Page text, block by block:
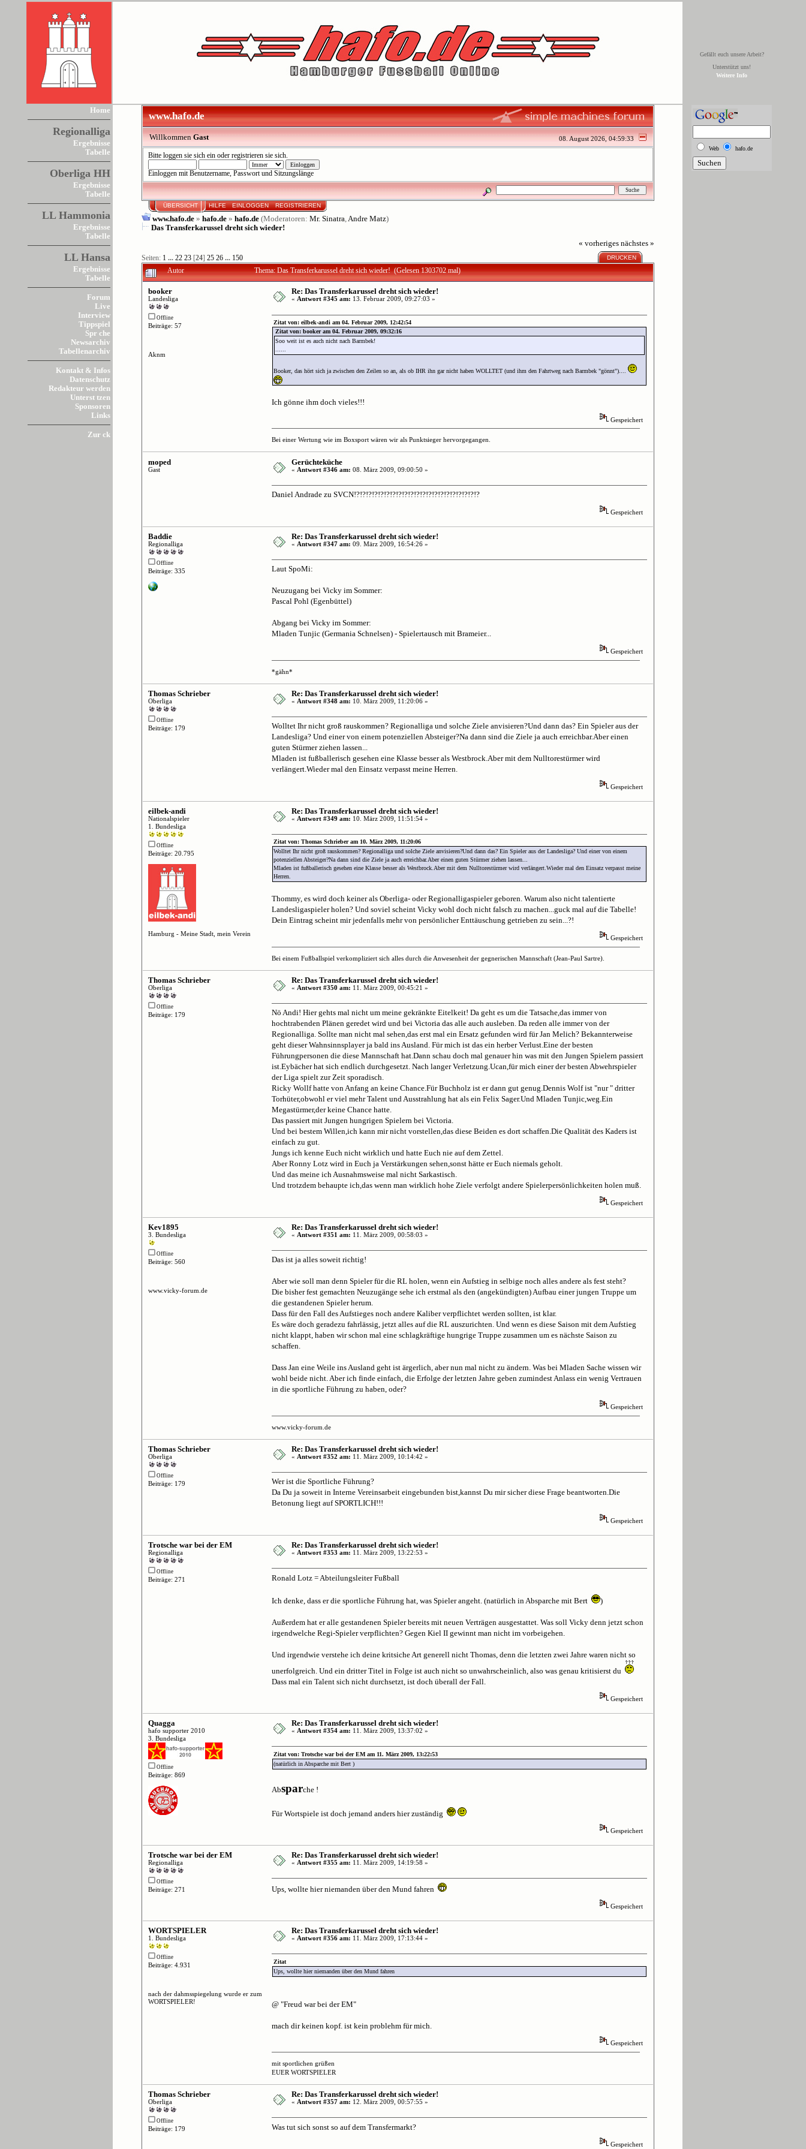
Gefällt euch unsere Arbeit?
Unterstützt uns!
Weitere Info
Home
Regionalliga
Ergebnisse
Tabelle
Oberliga HH
Ergebnisse
Tabelle
LL Hammonia
Ergebnisse
Tabelle
LL Hansa
Ergebnisse
Tabelle
Forum
Live
Interview
Tippspiel
Spr che
Newsarchiv
Tabellenarchiv
Kontakt & Infos
Datenschutz
Redakteur werden
Unterst tzen
Sponsoren
Links
Zur ck
www.hafo.de
08. August 2026, 04:59:33
WillkommenGast
Bitte loggen sie sich einoder registrieren sie sich.
Einloggen mit Benutzername, Passwort und Sitzungslänge
ÜBERSICHT HILFE EINLOGGEN REGISTRIEREN
www.hafo.de» hafo.de» hafo.de(Moderatoren: Mr. Sinatra,Andre Matz)
Das Transferkarussel dreht sich wieder!
« vorheriges nächstes »
Seiten: 1 ... 22 23[24] 25 26 ... 150 DRUCKEN
Autor Thema: Das Transferkarussel dreht sich wieder! (Gelesen 1303702 mal)
booker
Landesliga
Offline
Beiträge: 57
Aknm
Re: Das Transferkarussel dreht sich wieder!
« Antwort #345 am: 13. Februar 2009, 09:27:03 »
Zitat von: eilbek-andi am 04. Februar 2009, 12:42:54
Zitat von: booker am 04. Februar 2009, 09:32:16
Soo weit ist es auch nicht nach Barmbek!
Booker, das hört sich ja zwischen den Zeilen so an, als ob IHR ihn gar nicht haben WOLLTET (und ihm den Fahrtweg nach Barmbek "gönnt")....
Ich gönne ihm doch vieles!!!
Gespeichert
Bei einer Wertung wie im Boxsport wären wir als Punktsieger hervorgegangen.
moped
Gast
Gerüchteküche
« Antwort #346 am: 08. März 2009, 09:00:50 »
Daniel Andrade zu SVCN!?!?!?!?!?!?!?!?!?!?!?!?!?!?!?!?!?!?!?!?!?
Gespeichert
Baddie
Regionalliga
Offline
Beiträge: 335
Re: Das Transferkarussel dreht sich wieder!
« Antwort #347 am: 09. März 2009, 16:54:26 »
Laut SpoMi:
Neuzugang bei Vicky im Sommer:
Pascal Pohl (Egenbüttel)
Abgang bei Vicky im Sommer:
Mladen Tunjic (Germania Schnelsen) - Spielertausch mit Brameier...
Gespeichert
*gähn*
Thomas Schrieber
Oberliga
Offline
Beiträge: 179
Re: Das Transferkarussel dreht sich wieder!
« Antwort #348 am: 10. März 2009, 11:20:06 »
Wolltet Ihr nicht groß rauskommen? Regionalliga und solche Ziele anvisieren?Und dann das? Ein Spieler aus der
Landesliga? Und einer von einem potenziellen Absteiger?Na dann sind die Ziele ja auch erreichbar.Aber einen
guten Stürmer ziehen lassen...
Mladen ist fußballerisch gesehen eine Klasse besser als Westbrock.Aber mit dem Nulltorestürmer wird
verlängert.Wieder mal den Einsatz verpasst meine Herren.
Gespeichert
eilbek-andi
Nationalspieler
1. Bundesliga
Offline
Beiträge: 20.795
Hamburg - Meine Stadt, mein Verein
Re: Das Transferkarussel dreht sich wieder!
« Antwort #349 am: 10. März 2009, 11:51:54 »
Zitat von: Thomas Schrieber am 10. März 2009, 11:20:06
Wolltet Ihr nicht groß rauskommen? Regionalliga und solche Ziele anvisieren?Und dann das? Ein Spieler aus der Landesliga? Und einer von einem
potenziellen Absteiger?Na dann sind die Ziele ja auch erreichbar.Aber einen guten Stürmer ziehen lassen...
Mladen ist fußballerisch gesehen eine Klasse besser als Westbrock.Aber mit dem Nulltorestürmer wird verlängert.Wieder mal den Einsatz verpasst meine
Herren.
Thommy, es wird doch keiner als Oberliga- oder Regionalligaspieler geboren. Warum also nicht talentierte
Landesligaspieler holen? Und soviel scheint Vicky wohl doch nicht falsch zu machen...guck mal auf die Tabelle!
Dein Eintrag scheint mir jedenfalls mehr von persönlicher Enttäuschung getrieben zu sein...?!
Gespeichert
Bei einem Fußballspiel verkompliziert sich alles durch die Anwesenheit der gegnerischen Mannschaft (Jean-Paul Sartre).
Thomas Schrieber
Oberliga
Offline
Beiträge: 179
Re: Das Transferkarussel dreht sich wieder!
« Antwort #350 am: 11. März 2009, 00:45:21 »
Nö Andi! Hier gehts mal nicht um meine gekränkte Eitelkeit! Da geht es um die Tatsache,das immer von
hochtrabenden Plänen geredet wird und bei Victoria das alle auch ausleben. Da reden alle immer von der
Regionalliga. Sollte man nicht mal sehen,das erst mal ein Ersatz gefunden wird für Jan Melich? Bekannterweise
geht dieser Wahnsinnsplayer ja bald ins Ausland. Für mich ist das ein herber Verlust.Eine der besten
Führungpersonen die diese Mannschaft hat.Dann schau doch mal genauer hin was mit den Jungen Spielern passiert
ist.Eybächer hat sich endlich durchgesetzt. Nach langer Verletzung.Ucan,für mich einer der besten Abwehrspieler
der Liga spielt zur Zeit sporadisch.
Ricky Wollf hatte von Anfang an keine Chance.Für Buchholz ist er dann gut genug.Dennis Wolf ist "nur " dritter
Torhüter,obwohl er viel mehr Talent und Ausstrahlung hat als ein Felix Sager.Und Mladen Tunjic,weg.Ein
Megastürmer,der keine Chance hatte.
Das passiert mit Jungen hungrigen Spielern bei Victoria.
Und bei bestem Willen,ich kann mir nicht vorstellen,das diese Beiden es dort schaffen.Die Qualität des Kaders ist
einfach zu gut.
Jungs ich kenne Euch nicht wirklich und hatte Euch nie auf dem Zettel.
Aber Ronny Lotz wird in Euch ja Verstärkungen sehen,sonst hätte er Euch niemals geholt.
Und das meine ich Ausnahmsweise mal nicht Sarkastisch.
Und trotzdem behaupte ich,das wenn man wirklich hohe Ziele verfolgt andere Spielerpersönlichkeiten holen muß.
Gespeichert
Kev1895
3. Bundesliga
Offline
Beiträge: 560
www.vicky-forum.de
Re: Das Transferkarussel dreht sich wieder!
« Antwort #351 am: 11. März 2009, 00:58:03 »
Das ist ja alles soweit richtig!
Aber wie soll man denn Spieler für die RL holen, wenn ein Aufstieg in selbige noch alles andere als fest steht?
Die bisher fest gemachten Neuzugänge sehe ich erstmal als den (angekündigten) Aufbau einer jungen Truppe um
die gestandenen Spieler herum.
Dass für den Fall des Aufstieges noch andere Kaliber verpflichtet werden sollten, ist klar.
Es wäre doch geradezu fahrlässig, jetzt alles auf die RL auszurichten. Und wenn es diese Saison mit dem Aufstieg
nicht klappt, haben wir schon mal eine schlagkräftige hungrige Truppe zusammen um es nächste Saison zu
schaffen.
Dass Jan eine Weile ins Ausland geht ist ärgerlich, aber nun mal nicht zu ändern. Was bei Mladen Sache wissen wir
wohl beide nicht. Aber ich finde einfach, die Erfolge der letzten Jahre geben zumindest Anlass ein wenig Vertrauen
in die sportliche Führung zu haben, oder?
Gespeichert
www.vicky-forum.de
Thomas Schrieber
Oberliga
Offline
Beiträge: 179
Re: Das Transferkarussel dreht sich wieder!
« Antwort #352 am: 11. März 2009, 10:14:42 »
Wer ist die Sportliche Führung?
Da Du ja soweit in Interne Vereinsarbeit eingebunden bist,kannst Du mir sicher diese Frage beantworten.Die
Betonung liegt auf SPORTLICH!!!
Gespeichert
Trotsche war bei der EM
Regionalliga
Offline
Beiträge: 271
Re: Das Transferkarussel dreht sich wieder!
« Antwort #353 am: 11. März 2009, 13:22:53 »
Ronald Lotz = Abteilungsleiter Fußball
Ich denke, dass er die sportliche Führung hat, was Spieler angeht. (natürlich in Absparche mit Bert )
Außerdem hat er alle gestandenen Spieler bereits mit neuen Verträgen ausgestattet. Was soll Vicky denn jetzt schon
irgendwelche Regi-Spieler verpflichten? Gegen Kiel II gewinnt man nicht im vorbeigehen.
Und irgendwie verstehe ich deine kritsiche Art generell nicht Thomas, denn die letzten zwei Jahre waren nicht so
unerfolgreich. Und ein dritter Titel in Folge ist auch nicht so unwahrscheinlich, also was genau kritisierst du
Dass mal ein Talent sich nicht durchsetzt, ist doch überall der Fall.
Gespeichert
Quagga
hafo supporter 2010
3. Bundesliga
Offline
Beiträge: 869
Re: Das Transferkarussel dreht sich wieder!
« Antwort #354 am: 11. März 2009, 13:37:02 »
Zitat von: Trotsche war bei der EM am 11. März 2009, 13:22:53
(natürlich in Absparche mit Bert )
Absparche !
Für Wortspiele ist doch jemand anders hier zuständig
Gespeichert
Trotsche war bei der EM
Regionalliga
Offline
Beiträge: 271
Re: Das Transferkarussel dreht sich wieder!
« Antwort #355 am: 11. März 2009, 14:19:58 »
Ups, wollte hier niemanden über den Mund fahren
Gespeichert
WORTSPIELER
1. Bundesliga
Offline
Beiträge: 4.931
nach der dahmsspiegelung wurde er zum
WORTSPIELER!
Re: Das Transferkarussel dreht sich wieder!
« Antwort #356 am: 11. März 2009, 17:13:44 »
Zitat
Ups, wollte hier niemanden über den Mund fahren
@ "Freud war bei der EM"
mach dir keinen kopf. ist kein problehm für mich.
Gespeichert
mit sportlichen grüßen
EUER WORTSPIELER
Thomas Schrieber
Oberliga
Offline
Beiträge: 179
Re: Das Transferkarussel dreht sich wieder!
« Antwort #357 am: 12. März 2009, 00:57:55 »
Was tut sich sonst so auf dem Transfermarkt?
Gespeichert
Web hafo.de